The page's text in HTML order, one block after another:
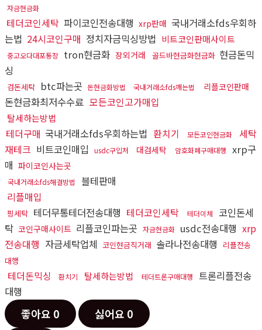
자금현금화
테더코인세탁 파이코인전송대행 xrp판매 국내거래소fds우회하
는법 24시코인구매 정치자금믹싱방법 비트코인판매사이트
중고오다대포통장 tron현금화 장외거래 골드바현금화현금화 현금돈믹
싱
검돈세탁 btc파는곳 돈현금화방법 국내거래소fds깨는법 리플코인판매
돈현금화최저수수료 모든코인고가매입
탈세하는방법
테더구매 국내거래소fds우회하는법 환치기 모든코인현금화
세탁
재테크 비트코인매입 usdc구입처 대검세탁 암호화폐구매대행
xrp구
매 파이코인사는곳
국내거래소fds해결방법
블테판매
리플매입
핑세탁 테더무통테더전송대행 테더코인세탁 테더이체
코인돈세
탁 코인구매사이트 리플코인파는곳 자금현금화 usdc전송대행 xrp
전송대행 자금세탁업체 코인현금직거래 솔라나전송대행
리플전송
대행
테더돈믹싱 환치기 탈세하는방법 테더트론구매대행
트론리플전송
대행
좋아요 0 싫어요 0